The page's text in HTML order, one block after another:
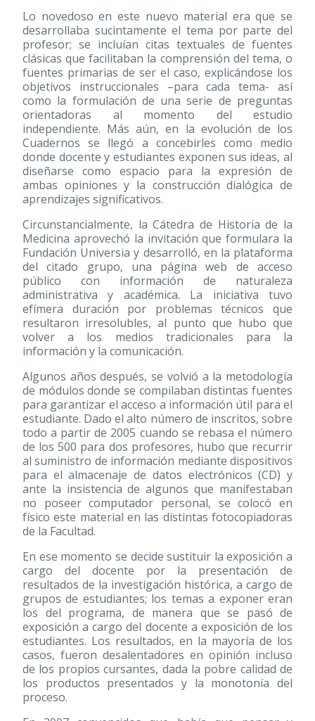
Lo novedoso en este nuevo material era que se
desarrollaba sucintamente el tema por parte del
profesor; se incluían citas textuales de fuentes
clásicas que facilitaban la comprensión del tema, o
fuentes primarias de ser el caso, explicándose los
objetivos instruccionales –para cada tema- así
como la formulación de una serie de preguntas
orientadoras al momento del estudio
independiente. Más aún, en la evolución de los
Cuadernos se llegó a concebirles como medio
donde docente y estudiantes exponen sus ideas, al
diseñarse como espacio para la expresión de
ambas opiniones y la construcción dialógica de
aprendizajes significativos.
Circunstancialmente, la Cátedra de Historia de la
Medicina aprovechó la invitación que formulara la
Fundación Universia y desarrolló, en la plataforma
del citado grupo, una página web de acceso
público con información de naturaleza
administrativa y académica. La iniciativa tuvo
efímera duración por problemas técnicos que
resultaron irresolubles, al punto que hubo que
volver a los medios tradicionales para la
información y la comunicación.
Algunos años después, se volvió a la metodología
de módulos donde se compilaban distintas fuentes
para garantizar el acceso a información útil para el
estudiante. Dado el alto número de inscritos, sobre
todo a partir de 2005 cuando se rebasa el número
de los 500 para dos profesores, hubo que recurrir
al suministro de información mediante dispositivos
para el almacenaje de datos electrónicos (CD) y
ante la insistencia de algunos que manifestaban
no poseer computador personal, se colocó en
físico este material en las distintas fotocopiadoras
de la Facultad.
En ese momento se decide sustituir la exposición a
cargo del docente por la presentación de
resultados de la investigación histórica, a cargo de
grupos de estudiantes; los temas a exponer eran
los del programa, de manera que se pasó de
exposición a cargo del docente a exposición de los
estudiantes. Los resultados, en la mayoría de los
casos, fueron desalentadores en opinión incluso
de los propios cursantes, dada la pobre calidad de
los productos presentados y la monotonía del
proceso.